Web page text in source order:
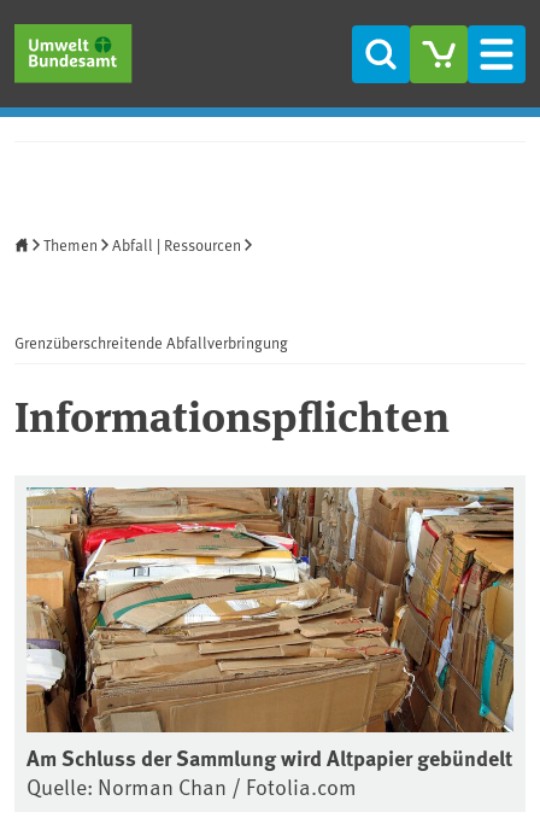
Suche
Themen Abfall | Ressourcen
Grenzüberschreitende Abfallverbringung
Informationspflichten
Am Schluss der Sammlung wird Altpapier gebündelt
Quelle: Norman Chan / Fotolia.com